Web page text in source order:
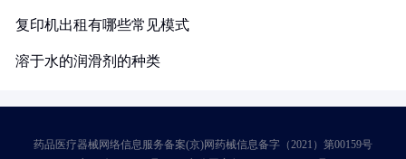
复印机出租有哪些常见模式
溶于水的润滑剂的种类
药品医疗器械网络信息服务备案(京)网药械信息备字（2021）第00159号